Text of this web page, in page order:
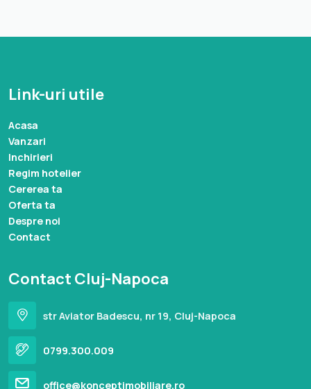
Link-uri utile
Acasa
Vanzari
Inchirieri
Regim hotelier
Cererea ta
Oferta ta
Despre noi
Contact
Contact Cluj-Napoca
str Aviator Badescu, nr 19, Cluj-Napoca
0799.300.009
office@konceptimobiliare.ro